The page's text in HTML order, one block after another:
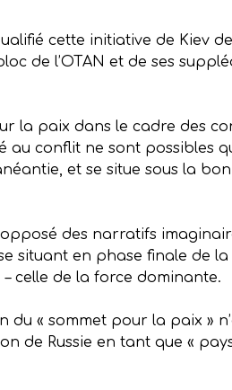
cette initiative de Kiev
de l’OTAN et de ses
la paix dans le cadre des
au conflit ne sont possibles
et se situe sous la
des narratifs
situant en phase finale de
– celle de la force dominante.
du « sommet pour la paix »
Russie en tant que «